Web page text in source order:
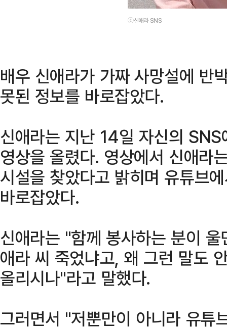
ⓒ신애라 SNS
배우 신애라가 가짜 사망설에 반
못된 정보를 바로잡았다.
신애라는 지난 14일 자신의
영상을 올렸다. 영상에서 신애라
시설을 찾았다고 밝히며 유튜브
바로잡았다.
신애라는 "함께 봉사하는 분이
애라 씨 죽었냐고, 왜 그런 말도
올리시나"라고 말했다.
그러면서 "저뿐만이 아니라 유튜